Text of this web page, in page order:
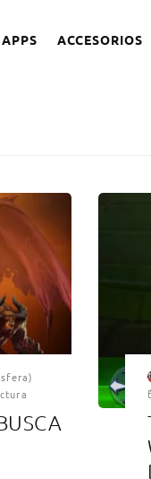
APPS ACCESORIOS